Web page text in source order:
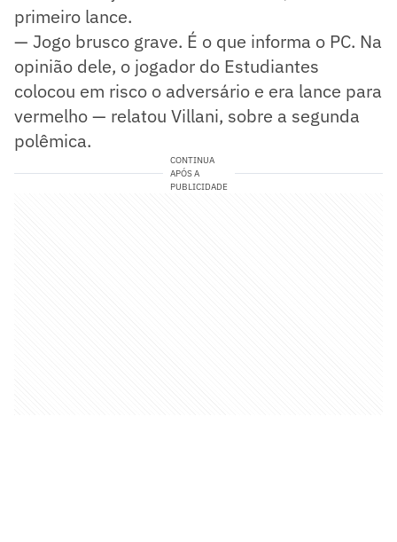
primeiro lance.
— Jogo brusco grave. É o que informa o PC. Na
opinião dele, o jogador do Estudiantes
colocou em risco o adversário e era lance para
vermelho — relatou Villani, sobre a segunda
polêmica.
CONTINUA
APÓS A
PUBLICIDADE